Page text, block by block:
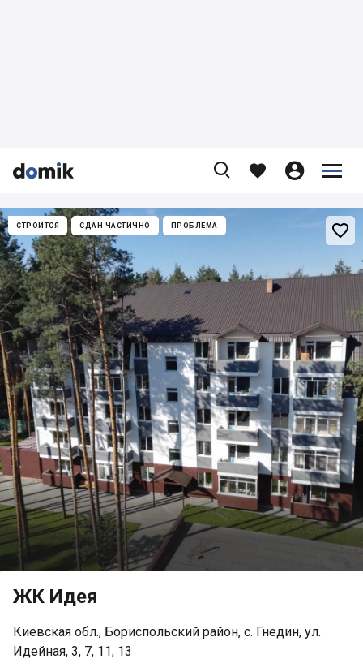


    


СТРОИТСЯ СДАН ЧАСТИЧНО ПРОБЛЕМА 
ЖК Идея
Киевская обл., Бориспольский район, с. Гнедин, ул.
Идейная, 3, 7, 11, 13